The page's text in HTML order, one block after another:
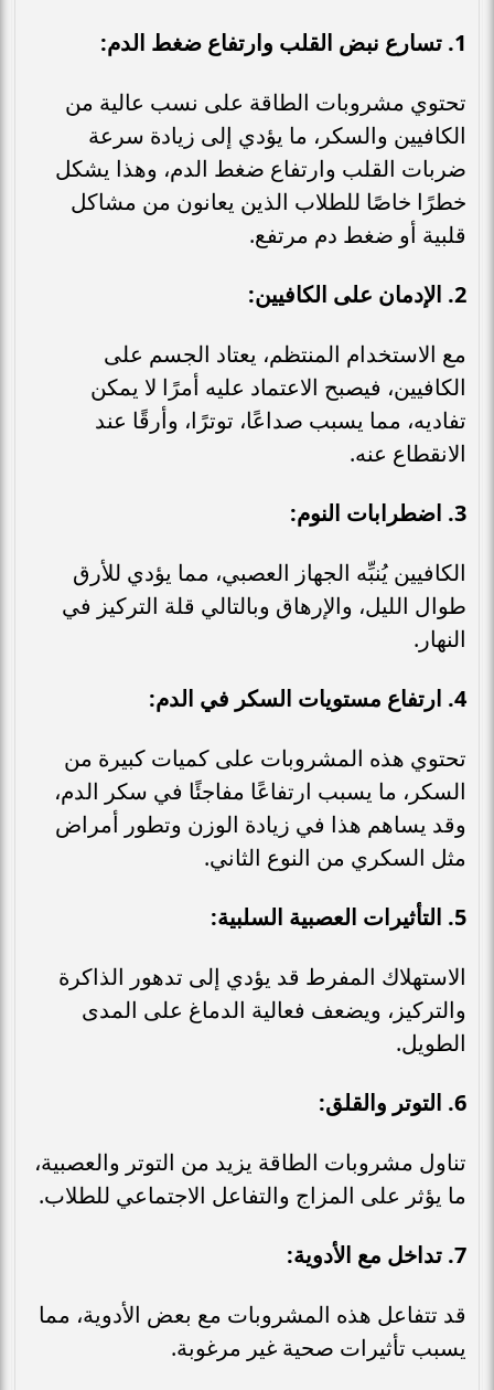
1. تسارع نبض القلب وارتفاع ضغط الدم:
تحتوي مشروبات الطاقة على نسب عالية من
الكافيين والسكر، ما يؤدي إلى زيادة سرعة
ضربات القلب وارتفاع ضغط الدم، وهذا يشكل
خطرًا خاصًا للطلاب الذين يعانون من مشاكل
قلبية أو ضغط دم مرتفع.
2. الإدمان على الكافيين:
مع الاستخدام المنتظم، يعتاد الجسم على
الكافيين، فيصبح الاعتماد عليه أمرًا لا يمكن
تفاديه، مما يسبب صداعًا، توترًا، وأرقًا عند
الانقطاع عنه.
3. اضطرابات النوم:
الكافيين يُنبِّه الجهاز العصبي، مما يؤدي للأرق
طوال الليل، والإرهاق وبالتالي قلة التركيز في
النهار.
4. ارتفاع مستويات السكر في الدم:
تحتوي هذه المشروبات على كميات كبيرة من
السكر، ما يسبب ارتفاعًا مفاجئًا في سكر الدم،
وقد يساهم هذا في زيادة الوزن وتطور أمراض
مثل السكري من النوع الثاني.
5. التأثيرات العصبية السلبية:
الاستهلاك المفرط قد يؤدي إلى تدهور الذاكرة
والتركيز، ويضعف فعالية الدماغ على المدى
الطويل.
6. التوتر والقلق:
تناول مشروبات الطاقة يزيد من التوتر والعصبية،
ما يؤثر على المزاج والتفاعل الاجتماعي للطلاب.
7. تداخل مع الأدوية:
قد تتفاعل هذه المشروبات مع بعض الأدوية، مما
يسبب تأثيرات صحية غير مرغوبة.